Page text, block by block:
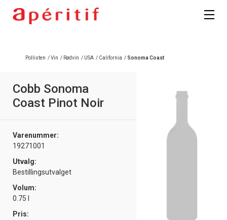
Pollisten /Vin / Rødvin / USA / California / Sonoma Coast
Cobb Sonoma
Coast Pinot Noir
Varenummer:
19271001
Utvalg:
Bestillingsutvalget
Volum:
0.75 l
Pris: